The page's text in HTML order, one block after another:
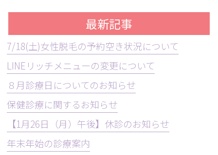
最新記事
7/18(土)女性脱毛の予約空き状況について
LINEリッチメニューの変更について
８月診療日についてのお知らせ
保健診療に関するお知らせ
【1月26日（月）午後】休診のお知らせ
年末年始の診療案内